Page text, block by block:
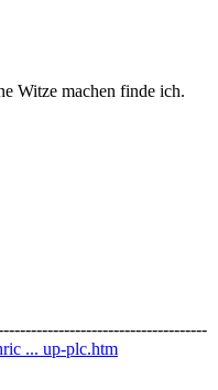
Witze machen finde ich.
... up-plc.htm